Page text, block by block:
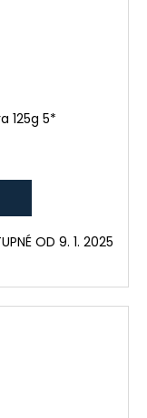
125g 5*
OD 9. 1. 2025